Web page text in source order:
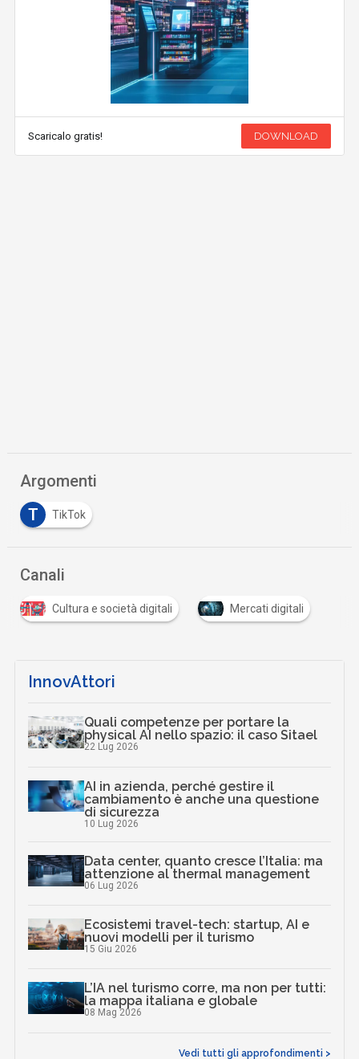
Scaricalo gratis! DOWNLOAD
Argomenti
T
TikTok
Canali
Cultura e società digitali Mercati digitali
InnovAttori
Quali competenze per portare la
physical AI nello spazio: il caso Sitael
22 Lug 2026
AI in azienda, perché gestire il
cambiamento è anche una questione
di sicurezza
10 Lug 2026
Data center, quanto cresce l’Italia: ma
attenzione al thermal management
06 Lug 2026
Ecosistemi travel-tech: startup, AI e
nuovi modelli per il turismo
15 Giu 2026
L’IA nel turismo corre, ma non per tutti:
la mappa italiana e globale
08 Mag 2026
Vedi tutti gli approfondimenti >